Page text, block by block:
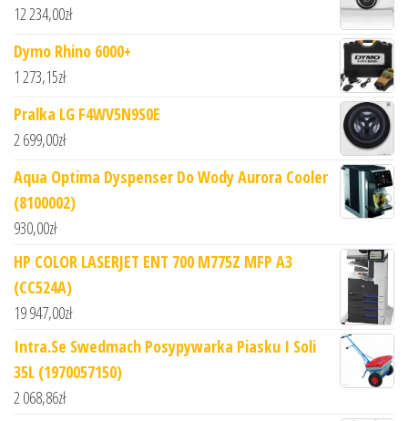
12 234,00zł
Dymo Rhino 6000+
1 273,15zł
Pralka LG F4WV5N9S0E
2 699,00zł
Aqua Optima Dyspenser Do Wody Aurora Cooler
(8100002)
930,00zł
HP COLOR LASERJET ENT 700 M775Z MFP A3
(CC524A)
19 947,00zł
Intra.Se Swedmach Posypywarka Piasku I Soli
35L (1970057150)
2 068,86zł